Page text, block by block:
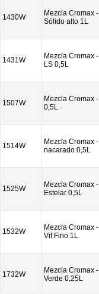
1430W
Mezcla Cromax -
Sólido alto 1L
1431W
Mezcla Cromax -
LS 0,5L
1507W
Mezcla Cromax
0,5L
1514W
Mezcla Cromax
nacarado 0,5L
1525W
Mezcla Cromax
Estelar 0,5L
1532W
Mezcla Cromax
Vif Fino 1L
1732W
Mezcla Cromax
Verde 0,25L